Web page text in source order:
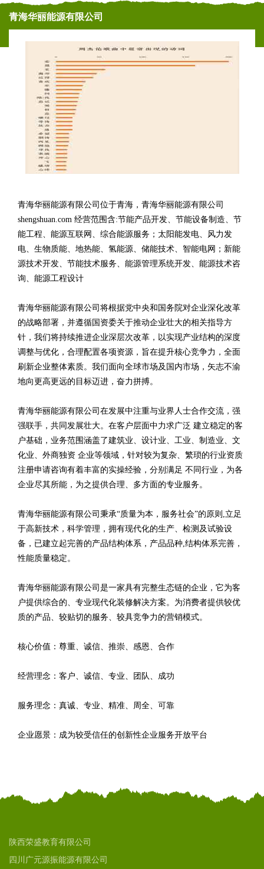
青海华丽能源有限公司
青海华丽能源有限公司位于青海，青海华丽能源有限公司
shengshuan.com 经营范围含:节能产品开发、节能设备制造、节
能工程、能源互联网、综合能源服务；太阳能发电、风力发
电、生物质能、地热能、氢能源、储能技术、智能电网；新能
源技术开发、节能技术服务、能源管理系统开发、能源技术咨
询、能源工程设计
青海华丽能源有限公司将根据党中央和国务院对企业深化改革
的战略部署，并遵循国资委关于推动企业壮大的相关指导方
针，我们将持续推进企业深层次改革，以实现产业结构的深度
调整与优化，合理配置各项资源，旨在提升核心竞争力，全面
刷新企业整体素质。我们面向全球市场及国内市场，矢志不渝
地向更高更远的目标迈进，奋力拼搏。
青海华丽能源有限公司在发展中注重与业界人士合作交流，强
强联手，共同发展壮大。在客户层面中力求广泛 建立稳定的客
户基础，业务范围涵盖了建筑业、设计业、工业、制造业、文
化业、外商独资 企业等领域，针对较为复杂、繁琐的行业资质
注册申请咨询有着丰富的实操经验，分别满足 不同行业，为各
企业尽其所能，为之提供合理、多方面的专业服务。
青海华丽能源有限公司秉承“质量为本，服务社会”的原则,立足
于高新技术，科学管理，拥有现代化的生产、检测及试验设
备，已建立起完善的产品结构体系，产品品种,结构体系完善，
性能质量稳定。
青海华丽能源有限公司是一家具有完整生态链的企业，它为客
户提供综合的、专业现代化装修解决方案。为消费者提供较优
质的产品、较贴切的服务、较具竞争力的营销模式。
核心价值：尊重、诚信、推崇、感恩、合作
经营理念：客户、诚信、专业、团队、成功
服务理念：真诚、专业、精准、周全、可靠
企业愿景：成为较受信任的创新性企业服务开放平台
陕西荣盛教育有限公司
四川广元源振能源有限公司